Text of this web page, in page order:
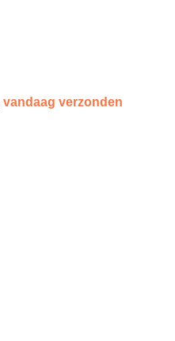
vandaag verzonden